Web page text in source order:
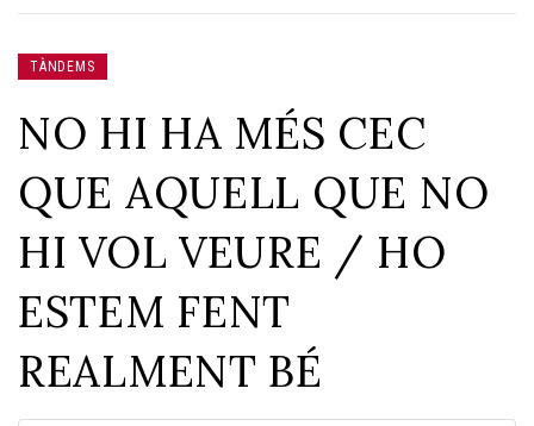
TÀNDEMS
NO HI HA MÉS CEC
QUE AQUELL QUE NO
HI VOL VEURE / HO
ESTEM FENT
REALMENT BÉ